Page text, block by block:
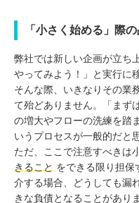
「小さく始める」際
弊社では新しい企画が立ち
やってみよう！」と実行に
そんな際、いきなりその業
て殆どありません。「まず
の増大やフローの洗練を踏
いうプロセスが一般的だと
ただ、ここで注意すべきは
きること をできる限り担保
介する場合、どうしても漏
きな負債となることがあり